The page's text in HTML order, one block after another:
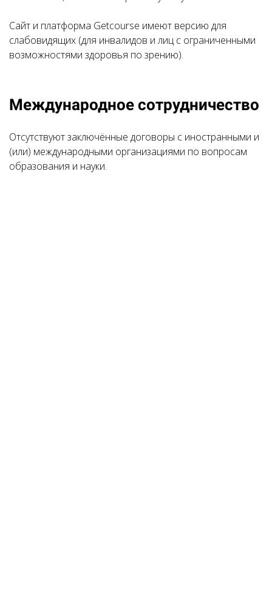
Сайт и платформа Getcourse имеют версию для
слабовидящих (для инвалидов и лиц с ограниченными
возможностями здоровья по зрению).
Международное сотрудничество
Отсутствуют заключённые договоры с иностранными и
(или) международными организациями по вопросам
образования и науки.